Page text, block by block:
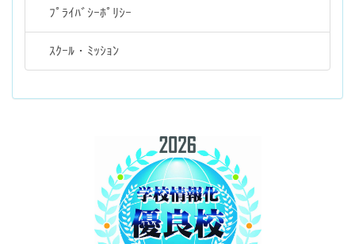
ﾌﾟﾗｲﾊﾞｼｰﾎﾟﾘｼｰ
ｽｸｰﾙ・ﾐｯｼｮﾝ